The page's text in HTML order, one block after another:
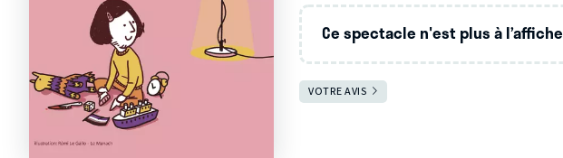
Ce spectacle n'est plus à l’affiche
VOTRE AVIS